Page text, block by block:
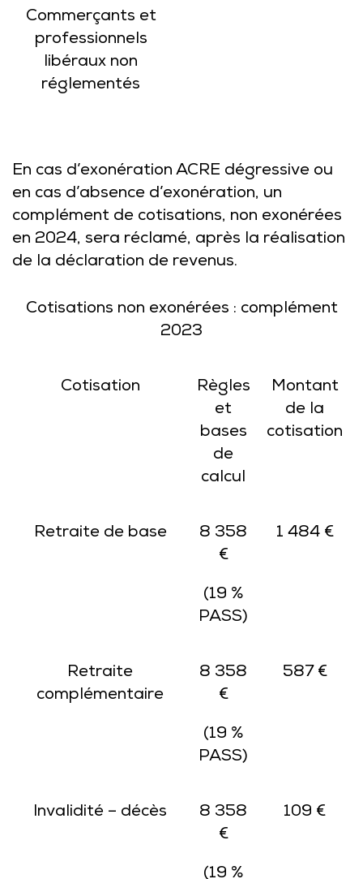
Commerçants et
professionnels
libéraux non
réglementés
En cas d’exonération ACRE dégressive ou
en cas d’absence d’exonération, un
complément de cotisations, non exonérées
en 2024, sera réclamé, après la réalisation
de la déclaration de revenus.
Cotisations non exonérées : complément
2023
Cotisation
Règles
et
bases
de
calcul
Montant
de la
cotisation
Retraite de base
8 358
€
(19 %
PASS)
1 484 €
Retraite
complémentaire
8 358
€
(19 %
PASS)
587 €
Invalidité – décès
8 358
€
(19 %
109 €